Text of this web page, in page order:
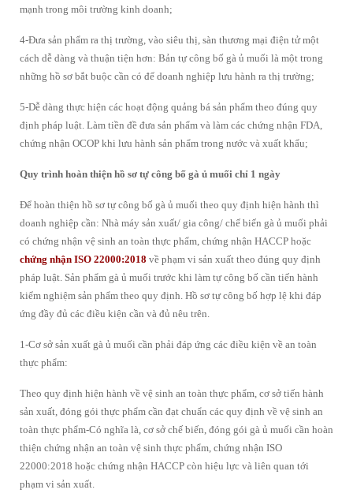
mạnh trong môi trường kinh doanh;
4-Đưa sản phẩm ra thị trường, vào siêu thị, sàn thương mại điện tử một
cách dễ dàng và thuận tiện hơn: Bản tự công bố gà ủ muối là một trong
những hồ sơ bắt buộc cần có để doanh nghiệp lưu hành ra thị trường;
5-Dễ dàng thực hiện các hoạt động quảng bá sản phẩm theo đúng quy
định pháp luật. Làm tiền đề đưa sản phẩm và làm các chứng nhận FDA,
chứng nhận OCOP khi lưu hành sản phẩm trong nước và xuất khẩu;
Quy trình hoàn thiện hồ sơ tự công bố gà ủ muối chỉ 1 ngày
Để hoàn thiện hồ sơ tự công bố gà ủ muối theo quy định hiện hành thì
doanh nghiệp cần: Nhà máy sản xuất/ gia công/ chế biến gà ủ muối phải
có chứng nhận vệ sinh an toàn thực phẩm, chứng nhận HACCP hoặc
chứng nhận ISO 22000:2018 về phạm vi sản xuất theo đúng quy định
pháp luật. Sản phẩm gà ủ muối trước khi làm tự công bố cần tiến hành
kiểm nghiệm sản phẩm theo quy định. Hồ sơ tự công bố hợp lệ khi đáp
ứng đầy đủ các điều kiện cần và đủ nêu trên.
1-Cơ sở sản xuất gà ủ muối cần phải đáp ứng các điều kiện về an toàn
thực phẩm:
Theo quy định hiện hành về vệ sinh an toàn thực phẩm, cơ sở tiến hành
sản xuất, đóng gói thực phẩm cần đạt chuẩn các quy định về vệ sinh an
toàn thực phẩm-Có nghĩa là, cơ sở chế biến, đóng gói gà ủ muối cần hoàn
thiện chứng nhận an toàn vệ sinh thực phẩm, chứng nhận ISO
22000:2018 hoặc chứng nhận HACCP còn hiệu lực và liên quan tới
phạm vi sản xuất.